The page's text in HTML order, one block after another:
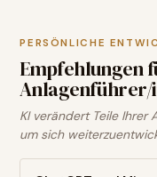
PERSÖNLICHE
Empfehlungen
Anlagenführer/
KI verändert Teile Ihrer
um sich